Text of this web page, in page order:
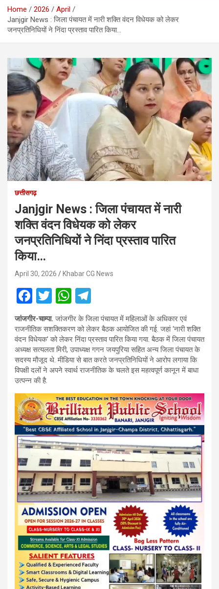
Home 2026
April
Janjgir News : जिला पंचायत में नारी शक्ति वंदन विधेयक को लेकर
जनप्रतिनिधियों ने निंदा प्रस्ताव पारित किया…
छत्तीसगढ़
Janjgir News : जिला पंचायत में नारी
शक्ति वंदन विधेयक को लेकर
जनप्रतिनिधियों ने निंदा प्रस्ताव पारित
किया…
April 30, 2026 Khabar CG News
F
a
ce
b
o
o
k
T
wi
tt
er
W
h
at
s
A
p
p
el
e
gr
a
m
जांजगीर-चाम्पा. जांजगीर के जिला पंचायत में महिलाओं के अधिकार एवं
राजनीतिक सशक्तिकरण को लेकर बैठक आयोजित की गई. जहां ‘नारी शक्ति
वंदन विधेयक’ को लेकर निंदा प्रस्ताव पारित किया गया. बैठक में जिला पंचायत
अध्यक्ष सत्यलता मिरी, उपाध्यक्ष गगन जयपुरिया सहित अन्य जिला पंचायत के
सदस्य मौजूद थे. मीडिया से बात करते जनप्रतिनिधियों ने आरोप लगाया कि
विपक्षी दलों ने अपने स्वार्थ राजनीतिक के चलते इस महत्वपूर्ण कानून में बाधा
उत्पन्न की है.